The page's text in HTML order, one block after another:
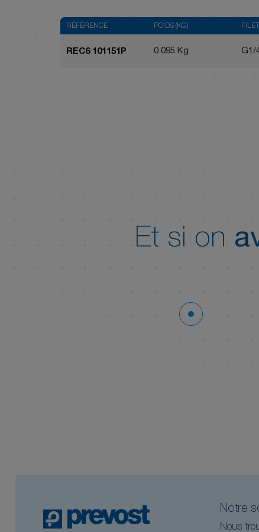
RÉFÉRENCE POIDS (KG)
REC6 101151P 0.095 Kg G1/
Et si on
Notre
Nous